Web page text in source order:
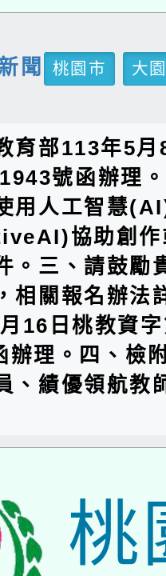
聞
桃園市
大
育部113年5月
號函辦理
用人工智慧
協助創作
。三、請鼓勵
相關報名辦法
16日桃教資
辦理。四、檢
、績優領航教
桃